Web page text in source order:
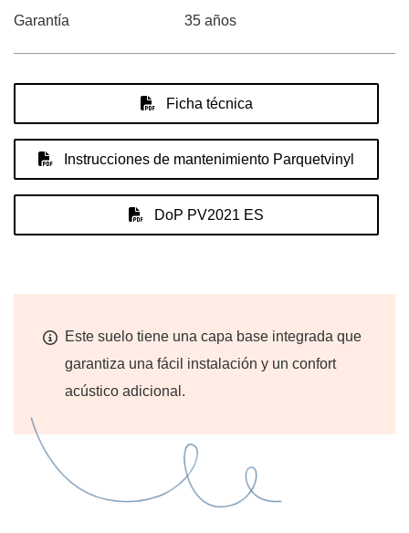
Garantía 35 años
Ficha técnica
Instrucciones de mantenimiento Parquetvinyl
DoP PV2021 ES
Este suelo tiene una capa base integrada que
garantiza una fácil instalación y un confort
acústico adicional.